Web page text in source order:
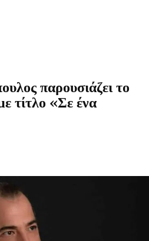
παρουσιάζει το
τίτλο «Σε ένα